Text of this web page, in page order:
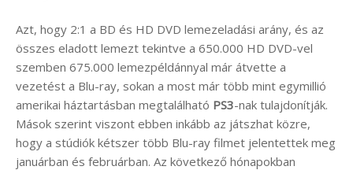
Azt, hogy 2:1 a BD és HD DVD lemezeladási arány, és az
összes eladott lemezt tekintve a 650.000 HD DVD-vel
szemben 675.000 lemezpéldánnyal már átvette a
vezetést a Blu-ray, sokan a most már több mint egymillió
amerikai háztartásban megtalálható PS3-nak tulajdonítják.
Mások szerint viszont ebben inkább az játszhat közre,
hogy a stúdiók kétszer több Blu-ray filmet jelentettek meg
januárban és februárban. Az következő hónapokban